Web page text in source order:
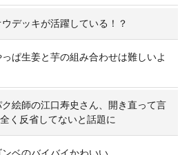
ウデッキが活躍している！？
っぱ生姜と芋の組み合わせは難しいよ
ク絵師の江口寿史さん、開き直って言
く反省してないと話題に